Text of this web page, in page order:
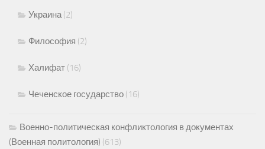
Украина(2)
Философия (2)
Халифат (16)
Чеченское государство (16)
Военно-политическая конфликтология в документах
(Военная политология) (613)